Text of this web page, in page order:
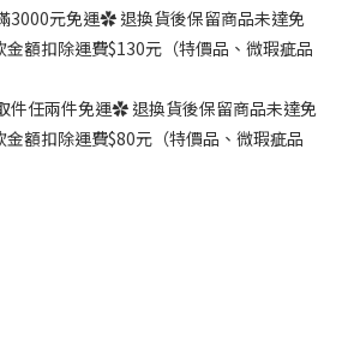
3000元免運✿ 退換貨後保留商品未達免
額扣除運費$130元（特價品、微瑕疵品
件任兩件免運✿ 退換貨後保留商品未達免
額扣除運費$80元（特價品、微瑕疵品